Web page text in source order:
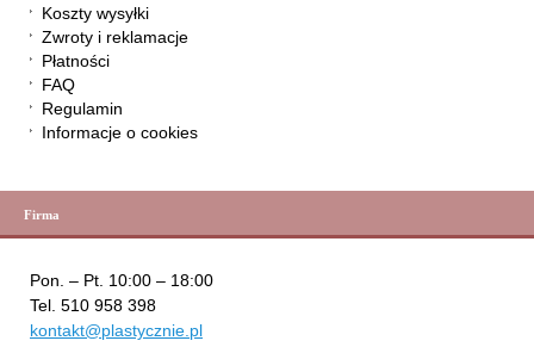
Koszty wysyłki
Zwroty i reklamacje
Płatności
FAQ
Regulamin
Informacje o cookies
Firma
Pon. – Pt. 10:00 – 18:00
Tel. 510 958 398
kontakt@plastycznie.pl